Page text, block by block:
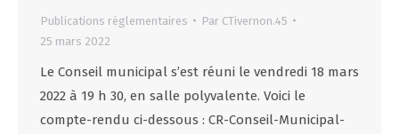
Publications réglementaires Par CTivernon.45
25 mars 2022
Le Conseil municipal s’est réuni le vendredi 18 mars
2022 à 19 h 30, en salle polyvalente. Voici le
compte-rendu ci-dessous : CR-Conseil-Municipal-